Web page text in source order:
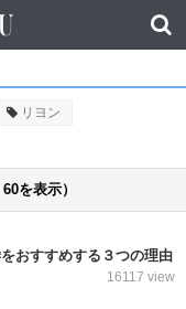
リヨン
を表示）
おすすめする３つの理由
16117 view